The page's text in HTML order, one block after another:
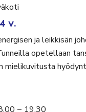
v.
ja leikkisän
opetellaan
mielikuvitusta
– 19.30